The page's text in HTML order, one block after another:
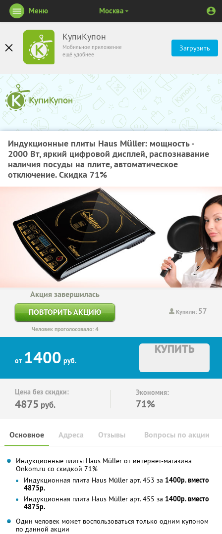
КупиКупон
Мобильное приложение
ещё удобнее
Загрузить
Меню Москва
Индукционные плиты Haus Müller: мощность -
2000 Вт, яркий цифровой дисплей, распознавание
наличия посуды на плите, автоматическое
отключение. Скидка 71%
Купили: 57
Акция завершилась
ПОВТОРИТЬ АКЦИЮ
Человек проголосовало: 4
от 1400 руб.
КУПИТЬ
Цена без скидки:
4875 руб.
Экономия:
71%
Основное Отзывы Вопросы по акции
Адреса
Индукционные плиты Haus Müller от интернет-магазина
Onkom.ru со скидкой 71%
Индукционная плита Haus Müller арт. 453 за 1400р. вместо
4875р.
Индукционная плита Haus Müller арт. 455 за 1400р. вместо
4875р.
Один человек может воспользоваться только одним купоном
по данной акции